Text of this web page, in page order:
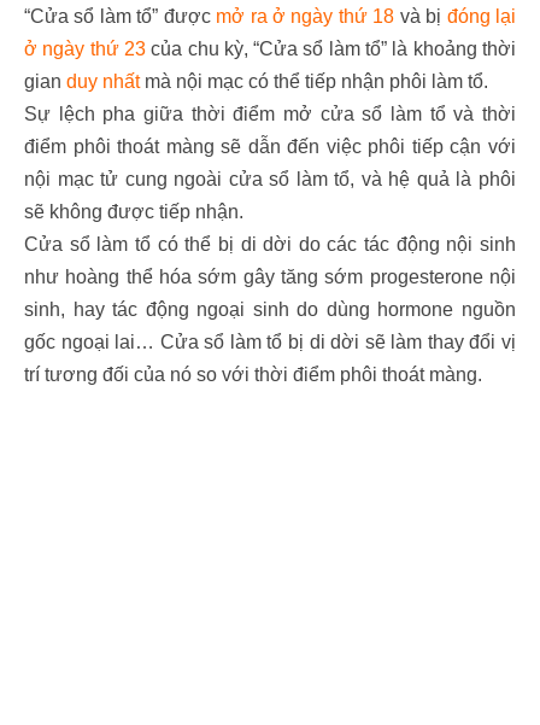
“Cửa sổ làm tổ” được mở ra ở ngày thứ 18 và bị đóng lại
ở ngày thứ 23của chu kỳ, “Cửa sổ làm tổ” là khoảng thời
gian duy nhấtmà nội mạc có thể tiếp nhận phôi làm tổ.
Sự lệch pha giữa thời điểm mở cửa sổ làm tổ và thời
điểm phôi thoát màng sẽ dẫn đến việc phôi tiếp cận với
nội mạc tử cung ngoài cửa sổ làm tổ, và hệ quả là phôi
sẽ không được tiếp nhận.
Cửa sổ làm tổ có thể bị di dời do các tác động nội sinh
như hoàng thể hóa sớm gây tăng sớm progesterone nội
sinh, hay tác động ngoại sinh do dùng hormone nguồn
gốc ngoại lai… Cửa sổ làm tổ bị di dời sẽ làm thay đổi vị
trí tương đối của nó so với thời điểm phôi thoát màng.